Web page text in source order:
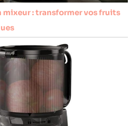
: transformer vos fruits